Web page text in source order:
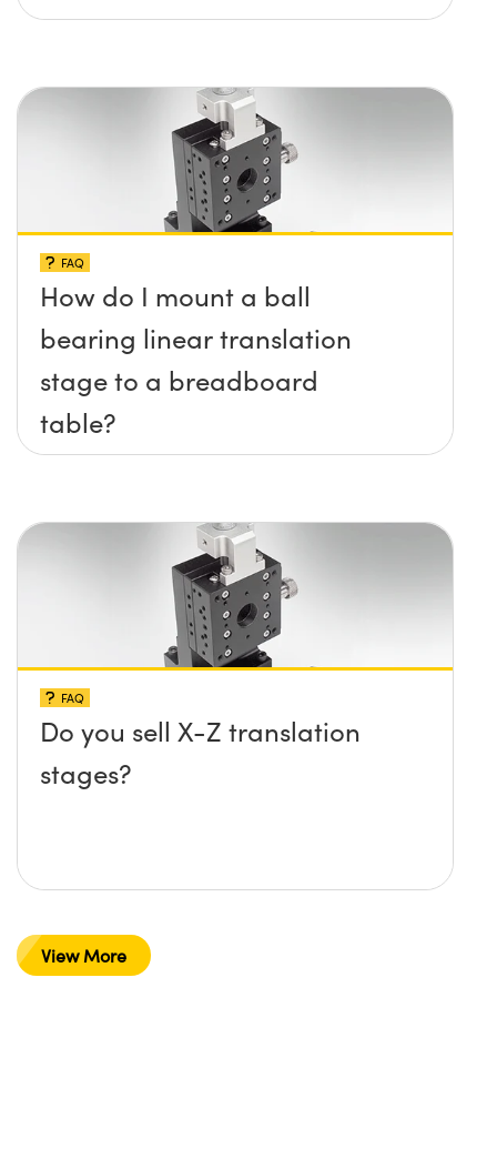
FAQ
How do I mount a ball
bearing linear translation
stage to a breadboard
table?
FAQ
Do you sell X-Z translation
stages?
View More